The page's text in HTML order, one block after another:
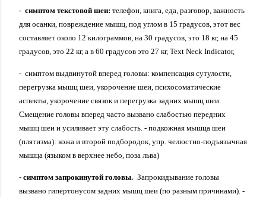
- симптом текстовой шеи: телефон, книга, еда, разговор, важность
для осанки, повреждение мышц, под углом в 15 градусов, этот вес
составляет около 12 килограммов, на 30 градусов, это 18 кг, на 45
градусов, это 22 кг, а в 60 градусов это 27 кг, Text Neck Indicator,
- симптом выдвинутой вперед головы: компенсация сутулости,
перегрузка мышц шеи, укорочение шеи, психосоматические
аспекты, укорочение связок и перегрузка задних мышц шеи.
Смещение головы вперед часто вызвано слабостью передних
мышц шеи и усиливает эту слабость. - подкожная мышца шеи
(плятизма): кожа и второй подбородок, упр. челюстно-подъязычная
мышца (языком в верхнее небо, поза льва)
- симптом запрокинутой головы. Запрокидывание головы
вызвано гипертонусом задних мышц шеи (по разным причинами). -